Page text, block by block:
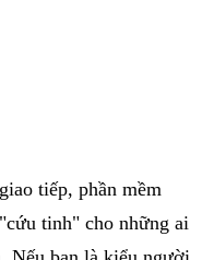
giao tiếp, phần mềm
"cứu tinh" cho những ai